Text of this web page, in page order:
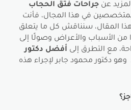
عن جراحات فتق الحجاب
في هذا المجال، فأنت
المقال، سنناقش كل ما يتعلق
من الأسباب والأعراض وصولًا إلى
مع التطرق إلى أفضل دكتور
وهو دكتور محمود جابر لإجراء هذه